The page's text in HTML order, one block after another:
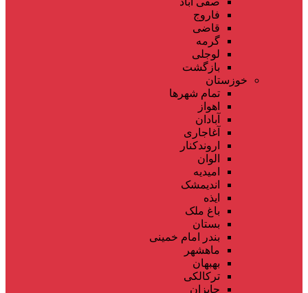
فاروج
قاضی
گرمه
لوجلی
بازگشت
خوزستان
تمام شهر‌ها
اهواز
آبادان
آغاجاری
اروندکنار
الوان
امیدیه
اندیمشک
ایذه
باغ ملک
بستان
بندر امام خمینی
ماهشهر
بهبهان
ترکالکی
جایزان